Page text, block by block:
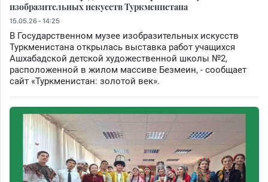
изобразительных искусств Туркменистана
15.05.26 - 14:25
В Государственном музее изобразительных искусств
Туркменистана открылась выставка работ учащихся
Ашхабадской детской художественной школы №2,
расположенной в жилом массиве Безмеин, - сообщает
сайт «Туркменистан: золотой век».